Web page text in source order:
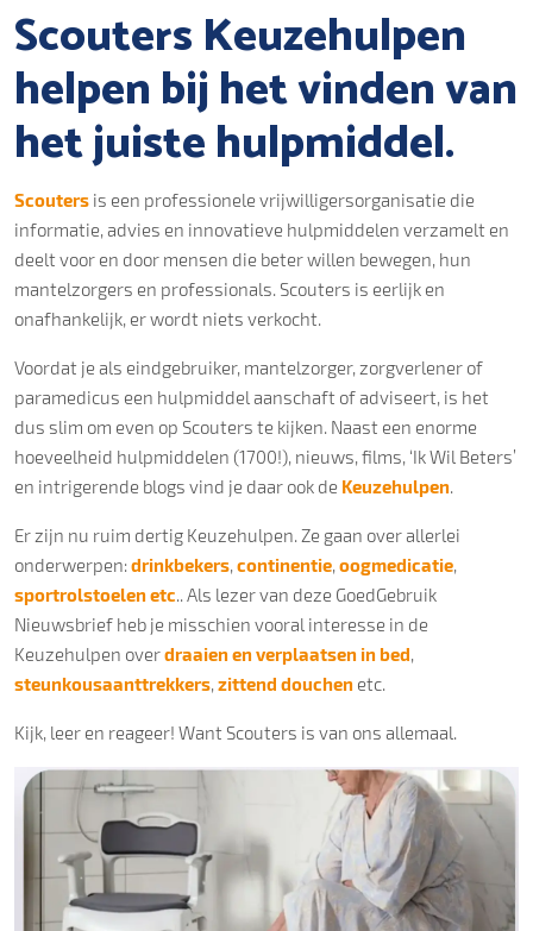
Scouters Keuzehulpen
helpen bij het vinden van
het juiste hulpmiddel.
Scouters is een professionele vrijwilligersorganisatie die
informatie, advies en innovatieve hulpmiddelen verzamelt en
deelt voor en door mensen die beter willen bewegen, hun
mantelzorgers en professionals. Scouters is eerlijk en
onafhankelijk, er wordt niets verkocht.
Voordat je als eindgebruiker, mantelzorger, zorgverlener of
paramedicus een hulpmiddel aanschaft of adviseert, is het
dus slim om even op Scouters te kijken. Naast een enorme
hoeveelheid hulpmiddelen (1700!), nieuws, films, ‘Ik Wil Beters’
en intrigerende blogs vind je daar ook de Keuzehulpen.
Er zijn nu ruim dertig Keuzehulpen. Ze gaan over allerlei
onderwerpen:drinkbekers,continentie,oogmedicatie,
sportrolstoelen etc.. Als lezer van deze GoedGebruik
Nieuwsbrief heb je misschien vooral interesse in de
Keuzehulpen overdraaien en verplaatsen in bed,
steunkousaanttrekkers,zittend douchen etc.
Kijk, leer en reageer! Want Scouters is van ons allemaal.